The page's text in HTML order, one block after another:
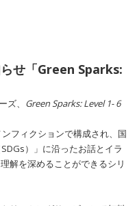
せ「Green Sparks:
、 Green Sparks: Level 1- 6
フィクションで構成され、国
）」に沿ったお話とイラ
解を深めることができるシリ